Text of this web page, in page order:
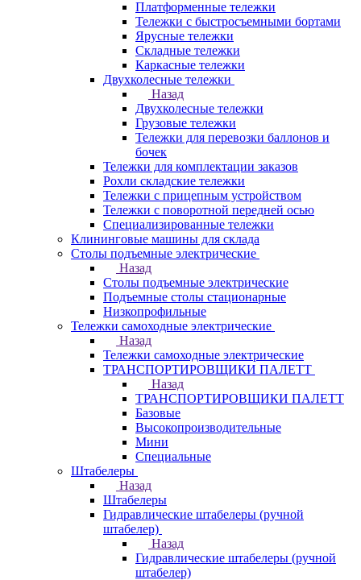
Платформенные тележки
Тележки с быстросъемными бортами
Ярусные тележки
Складные тележки
Каркасные тележки
Двухколесные тележки
Назад
Двухколесные тележки
Грузовые тележки
Тележки для перевозки баллонов и
бочек
Тележки для комплектации заказов
Рохли складские тележки
Тележки с прицепным устройством
Тележки с поворотной передней осью
Специализированные тележки
Клининговые машины для склада
Столы подъемные электрические
Назад
Столы подъемные электрические
Подъемные столы стационарные
Низкопрофильные
Тележки самоходные электрические
Назад
Тележки самоходные электрические
ТРАНСПОРТИРОВЩИКИ ПАЛЕТТ
Назад
ТРАНСПОРТИРОВЩИКИ ПАЛЕТТ
Базовые
Высокопроизводительные
Мини
Специальные
Штабелеры
Назад
Штабелеры
Гидравлические штабелеры (ручной
штабелер)
Назад
Гидравлические штабелеры (ручной
штабелер)